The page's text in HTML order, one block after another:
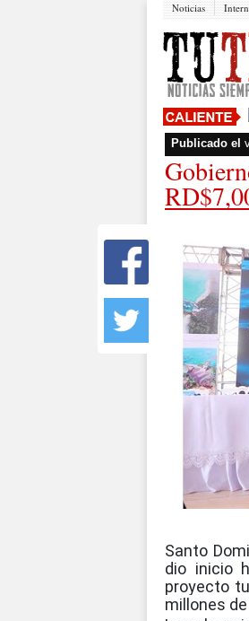
Noticias
Publicado el
Santo
dio inicio
proyecto
millones